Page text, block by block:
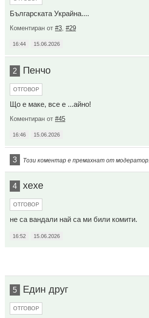
Българската Украйна....
Коментиран от #3 #29
16:44 15.06.2026
2 Пенчо
ОТГОВОР
Що е маке, все е ...айно!
Коментиран от #45
16:46 15.06.2026
3 Този коментар е премахнат от модератор.
4 хехе
ОТГОВОР
не са вандали най са ми били комити.
16:52 15.06.2026
5 Един друг
ОТГОВОР